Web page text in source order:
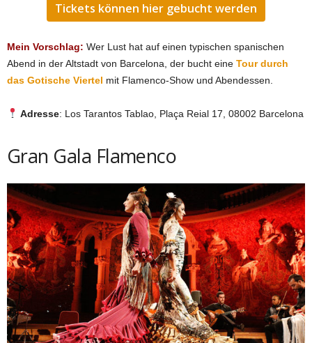
Tickets können hier gebucht werden
Mein Vorschlag: Wer Lust hat auf einen typischen spanischen
Abend in der Altstadt von Barcelona, der bucht eine Tour durch
das Gotische Viertel mit Flamenco-Show und Abendessen.
Adresse: Los Tarantos Tablao, Plaça Reial 17, 08002 Barcelona
Gran Gala Flamenco